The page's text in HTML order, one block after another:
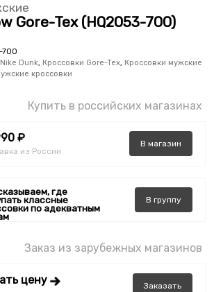
Gore-Tex (HQ2053-700)
700
Dunk, Кроссовки Gore-Tex, Кроссовки мужские
кроссовки
Купить в российских магазинах
₽
из России
В магазин
где
классные
по адекватным
В группу
Заказ из зарубежных магазинов
цену Заказать